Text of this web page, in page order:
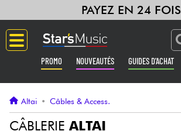
PAYEZ EN 24 FOIS
PROMO NOUVEAUTÉS GUIDES D'ACHAT
Guitares & Basses
Altai • Câbles & Access.
CÂBLERIE ALTAI